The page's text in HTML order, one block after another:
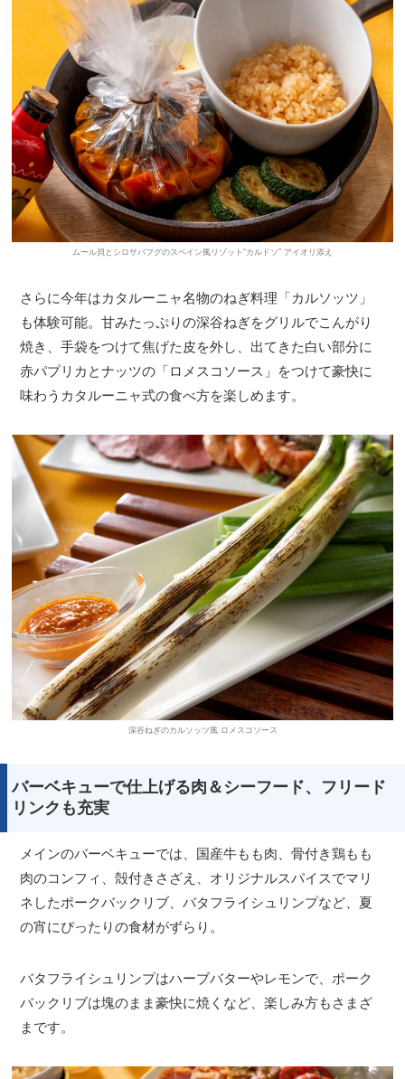
ムール貝とシロサバフグのスペイン風リゾット“カルドソ” アイオリ添え
さらに今年はカタルーニャ名物のねぎ料理「カルソッツ」
も体験可能。甘みたっぷりの深谷ねぎをグリルでこんがり
焼き、手袋をつけて焦げた皮を外し、出てきた白い部分に
赤パプリカとナッツの「ロメスコソース」をつけて豪快に
味わうカタルーニャ式の食べ方を楽しめます。
深谷ねぎのカルソッツ風 ロメスコソース
バーベキューで仕上げる肉＆シーフード、フリード
リンクも充実
メインのバーベキューでは、国産牛もも肉、骨付き鶏もも
肉のコンフィ、殻付きさざえ、オリジナルスパイスでマリ
ネしたポークバックリブ、バタフライシュリンプなど、夏
の宵にぴったりの食材がずらり。
バタフライシュリンプはハーブバターやレモンで、ポーク
バックリブは塊のまま豪快に焼くなど、楽しみ方もさまざ
まです。